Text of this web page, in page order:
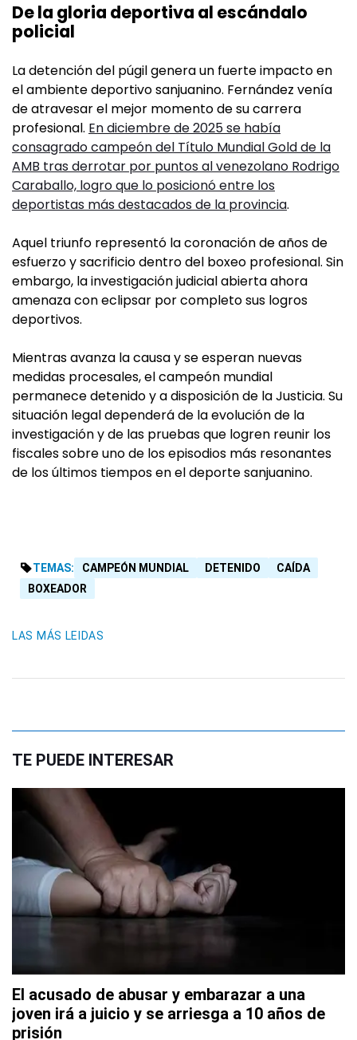
De la gloria deportiva al escándalo
policial
La detención del púgil genera un fuerte impacto en
el ambiente deportivo sanjuanino. Fernández venía
de atravesar el mejor momento de su carrera
profesional. En diciembre de 2025 se había
consagrado campeón del Título Mundial Gold de la
AMB tras derrotar por puntos al venezolano Rodrigo
Caraballo, logro que lo posicionó entre los
deportistas más destacados de la provincia.
Aquel triunfo representó la coronación de años de
esfuerzo y sacrificio dentro del boxeo profesional. Sin
embargo, la investigación judicial abierta ahora
amenaza con eclipsar por completo sus logros
deportivos.
Mientras avanza la causa y se esperan nuevas
medidas procesales, el campeón mundial
permanece detenido y a disposición de la Justicia. Su
situación legal dependerá de la evolución de la
investigación y de las pruebas que logren reunir los
fiscales sobre uno de los episodios más resonantes
de los últimos tiempos en el deporte sanjuanino.
TEMAS: CAMPEÓN MUNDIAL DETENIDO
CAÍDA
BOXEADOR
LAS MÁS LEIDAS
TE PUEDE INTERESAR
El acusado de abusar y embarazar a una
joven irá a juicio y se arriesga a 10 años de
prisión